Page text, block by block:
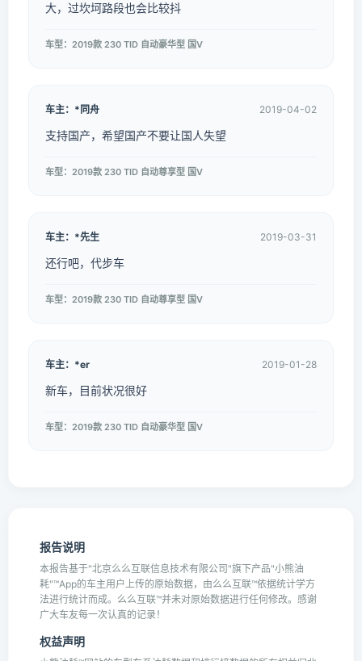
大，过坎坷路段也会比较抖
车型：2019款 230 TID 自动豪华型 国V
车主：*同舟 2019-04-02
支持国产，希望国产不要让国人失望
车型：2019款 230 TID 自动尊享型 国V
车主：*先生 2019-03-31
还行吧，代步车
车型：2019款 230 TID 自动尊享型 国V
车主：*er 2019-01-28
新车，目前状况很好
车型：2019款 230 TID 自动豪华型 国V
报告说明
本报告基于"北京么么互联信息技术有限公司"旗下产品"小熊油
耗"™App的车主用户上传的原始数据，由么么互联™依据统计学方
法进行统计而成。么么互联™并未对原始数据进行任何修改。感谢
广大车友每一次认真的记录！
权益声明